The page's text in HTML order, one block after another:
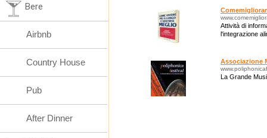
Attività di
l'integrazione
Associazione
La Grande
Bere
Airbnb
Country House
Pub
After Dinner